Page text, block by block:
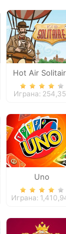
Hot Air
Играна:
Uno
Играна: